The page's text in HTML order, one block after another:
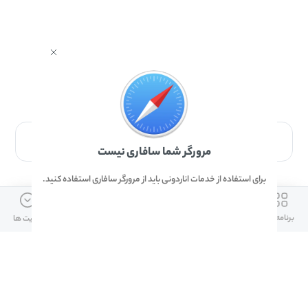
برای دانلود برنامه با مرورگر Safari وارد شوید.
ارتباط با ما
برنامه ها آپدیت ها
مرورگر شما سافاری نیست
برای استفاده از خدمات اناردونی باید از مرورگر سافاری استفاده کنید.